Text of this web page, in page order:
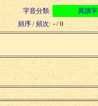
字音分類:
異讀字
頻序 / 頻次: - / 0